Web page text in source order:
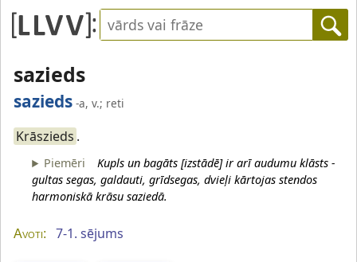
sazieds
sazieds -a, v.; reti
Krāszieds .
Piemēri
Kupls un bagāts [izstādē] ir arī audumu klāsts -
gultas segas, galdauti, grīdsegas, dvieļi kārtojas stendos
harmoniskā krāsu saziedā.
Avoti: 7-1. sējums